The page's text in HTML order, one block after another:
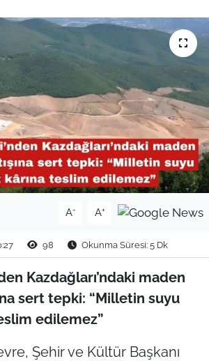
A- A+
98 Okunma Süresi: 5 Dk
Kazdağları’ndaki maden
sert tepki: “Milletin suyu
edilemez”
Şehir ve Kültür Başkanı